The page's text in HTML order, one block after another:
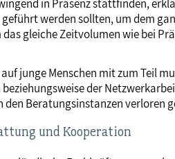
in Präsenz stattfinden,
werden sollten, um dem
gleiche Zeitvolumen wie bei
auf junge Menschen mit zum
der
Beratungsinstanzen verloren
und Kooperation